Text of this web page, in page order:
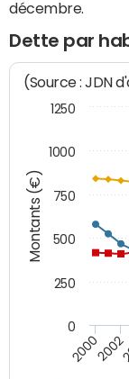
décembre.
Dette par
Montants (€)
(Source : JDN
20002002
0
250
500
750
1000
1250